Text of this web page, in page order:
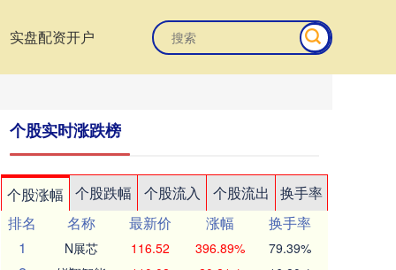
实盘配资开户
个股实时涨跌榜
个股涨幅 个股跌幅 个股流入 个股流出
换手率
排名
名称 最新价 涨幅
换手率
1
N展芯 116.52 396.89% 79.39%